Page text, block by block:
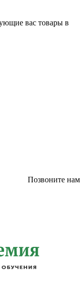
вас товары в
Позвоните нам